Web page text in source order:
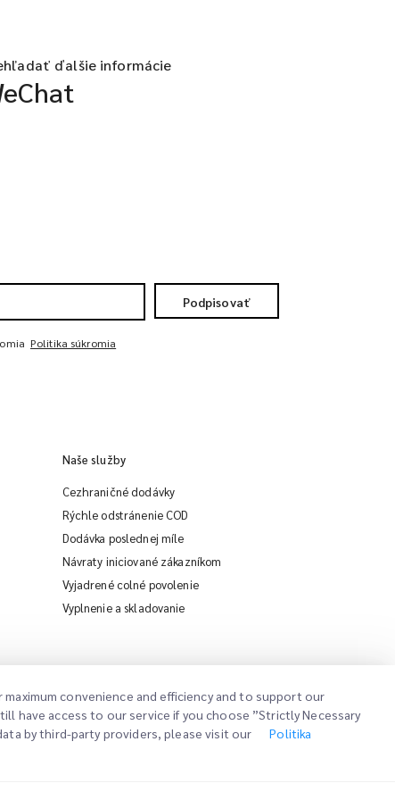
ďalšie informácie
Podpisovať
Politika súkromia
Naše služby
Cezhraničné dodávky
Rýchle odstránenie COD
Dodávka poslednej míle
Návraty iniciované zákazníkom
Vyjadrené colné povolenie
Vyplnenie a skladovanie
convenience and efficiency and to support our
have access to our service if you choose ”Strictly Necessary
by third-party providers, please visit our
Politika
iMile Chat